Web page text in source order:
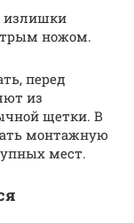
излишки
ножом.
перед
из
щетки. В
монтажную
мест.